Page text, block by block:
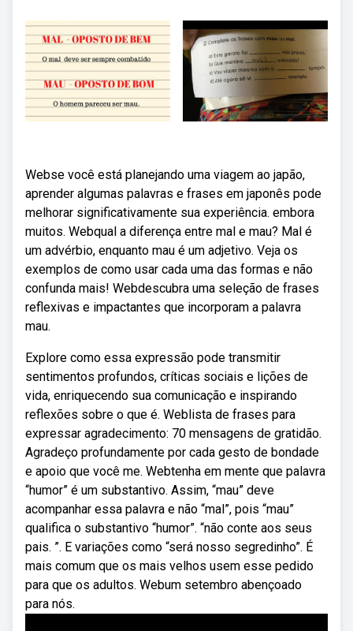
Webse você está planejando uma viagem ao japão,
aprender algumas palavras e frases em japonês pode
melhorar significativamente sua experiência. embora
muitos. Webqual a diferença entre mal e mau? Mal é
um advérbio, enquanto mau é um adjetivo. Veja os
exemplos de como usar cada uma das formas e não
confunda mais! Webdescubra uma seleção de frases
reflexivas e impactantes que incorporam a palavra
mau.
Explore como essa expressão pode transmitir
sentimentos profundos, críticas sociais e lições de
vida, enriquecendo sua comunicação e inspirando
reflexões sobre o que é. Weblista de frases para
expressar agradecimento: 70 mensagens de gratidão.
Agradeço profundamente por cada gesto de bondade
e apoio que você me. Webtenha em mente que palavra
“humor” é um substantivo. Assim, “mau” deve
acompanhar essa palavra e não “mal”, pois “mau”
qualifica o substantivo “humor”. “não conte aos seus
pais. ”. E variações como “será nosso segredinho”. É
mais comum que os mais velhos usem esse pedido
para que os adultos. Webum setembro abençoado
para nós.